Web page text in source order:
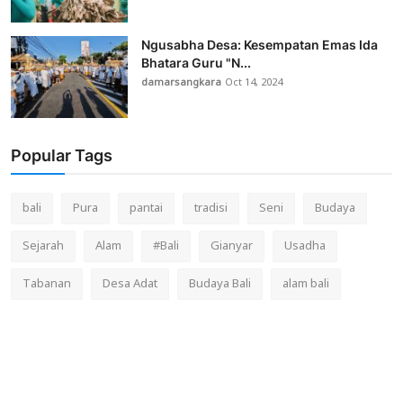
Ngusabha Desa: Kesempatan Emas Ida
Bhatara Guru "N...
damarsangkara Oct 14, 2024
Popular Tags
bali Pura pantai tradisi Seni
Budaya
Sejarah
Alam #Bali Gianyar
Usadha
Tabanan
Desa Adat Budaya Bali alam bali